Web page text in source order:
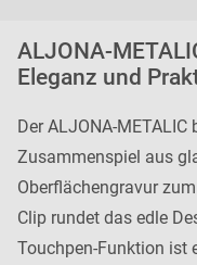
ALJONA-
Eleganz und
Der ALJONA-
Zusammenspiel aus
Oberflächengravur
Clip rundet das edle
Touchpen-Funktion ist